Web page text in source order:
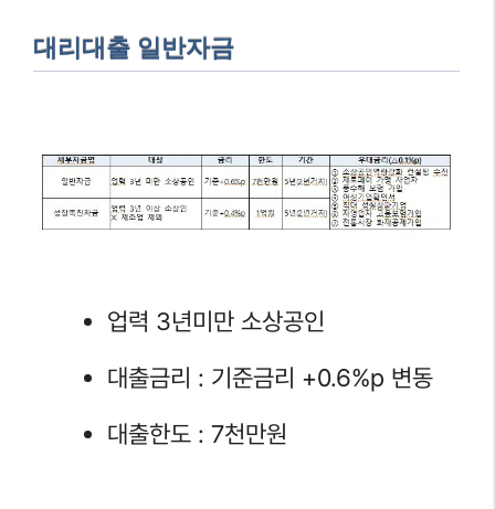
대리대출 일반자금
업력 3년미만 소상공인
대출금리 : 기준금리 +0.6%p 변동
대출한도 : 7천만원